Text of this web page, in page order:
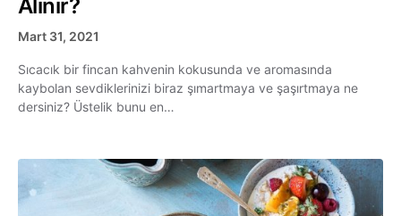
Alınır?
Mart 31, 2021
Sıcacık bir fincan kahvenin kokusunda ve aromasında
kaybolan sevdiklerinizi biraz şımartmaya ve şaşırtmaya ne
dersiniz? Üstelik bunu en…